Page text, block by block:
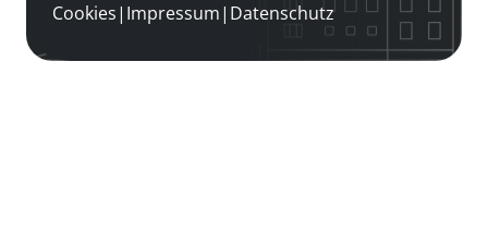
Cookies| Impressum| Datenschutz